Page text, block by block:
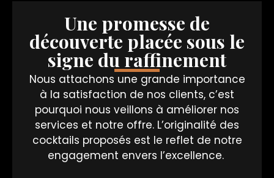
Une promesse de
découverte placée sous le
signe du raffinement
Nous attachons une grande importance
à la satisfaction de nos clients, c’est
pourquoi nous veillons à améliorer nos
services et notre offre. L’originalité des
cocktails proposés est le reflet de notre
engagement envers l’excellence.